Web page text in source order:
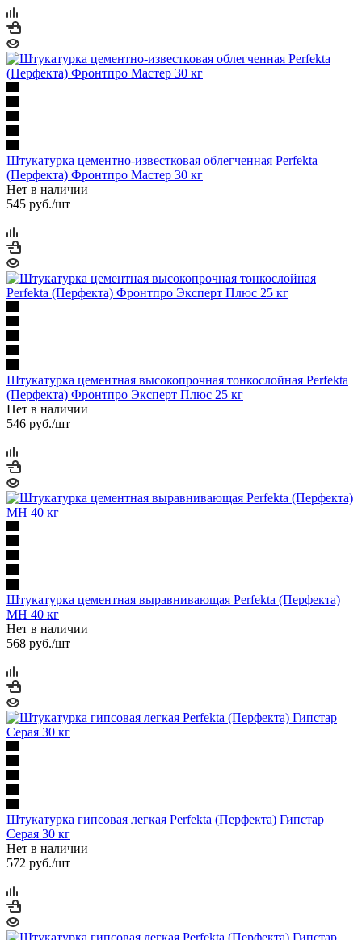
Штукатурка цементно-известковая облегченная Perfekta
(Перфекта) Фронтпро Мастер 30 кг
Нет в наличии
545 руб./шт
Штукатурка цементная высокопрочная тонкослойная Perfekta
(Перфекта) Фронтпро Эксперт Плюс 25 кг
Нет в наличии
546 руб./шт
Штукатурка цементная выравнивающая Perfekta (Перфекта)
МН 40 кг
Нет в наличии
568 руб./шт
Штукатурка гипсовая легкая Perfekta (Перфекта) Гипстар
Серая 30 кг
Нет в наличии
572 руб./шт